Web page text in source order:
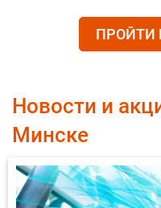
ПРОЙТИ
Новости и
Минске